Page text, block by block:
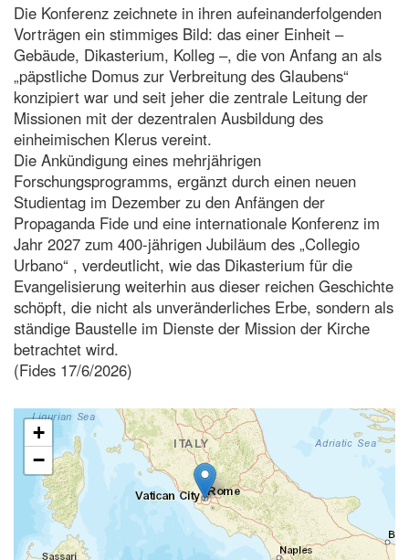
Die Konferenz zeichnete in ihren aufeinanderfolgenden
Vorträgen ein stimmiges Bild: das einer Einheit –
Gebäude, Dikasterium, Kolleg –, die von Anfang an als
„päpstliche Domus zur Verbreitung des Glaubens“
konzipiert war und seit jeher die zentrale Leitung der
Missionen mit der dezentralen Ausbildung des
einheimischen Klerus vereint.
Die Ankündigung eines mehrjährigen
Forschungsprogramms, ergänzt durch einen neuen
Studientag im Dezember zu den Anfängen der
Propaganda Fide und eine internationale Konferenz im
Jahr 2027 zum 400-jährigen Jubiläum des „Collegio
Urbano“ , verdeutlicht, wie das Dikasterium für die
Evangelisierung weiterhin aus dieser reichen Geschichte
schöpft, die nicht als unveränderliches Erbe, sondern als
ständige Baustelle im Dienste der Mission der Kirche
betrachtet wird.
(Fides 17/6/2026)
+
−